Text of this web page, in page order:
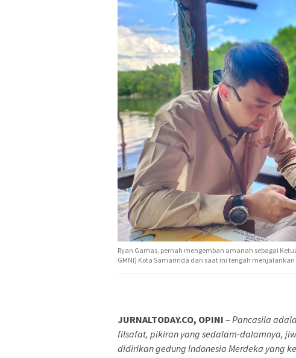
Ryan Gamas, pernah mengemban amanah sebagai
GMNI) Kota Samarinda dan saat ini tengah
JURNALTODAY.CO, OPINI – Pancasila
filsafat, pikiran yang sedalam-dalamnya,
didirikan gedung Indonesia Merdeka yang